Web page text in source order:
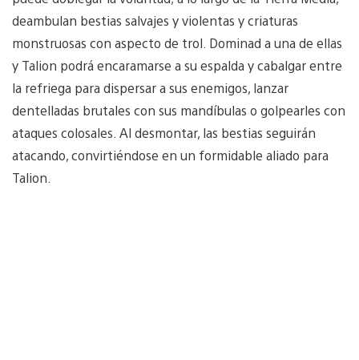
deambulan bestias salvajes y violentas y criaturas
monstruosas con aspecto de trol. Dominad a una de ellas
y Talion podrá encaramarse a su espalda y cabalgar entre
la refriega para dispersar a sus enemigos, lanzar
dentelladas brutales con sus mandíbulas o golpearles con
ataques colosales. Al desmontar, las bestias seguirán
atacando, convirtiéndose en un formidable aliado para
Talion.